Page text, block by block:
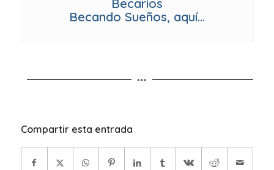
Becarios
Becando Sueños, aquí…
Compartir esta entrada